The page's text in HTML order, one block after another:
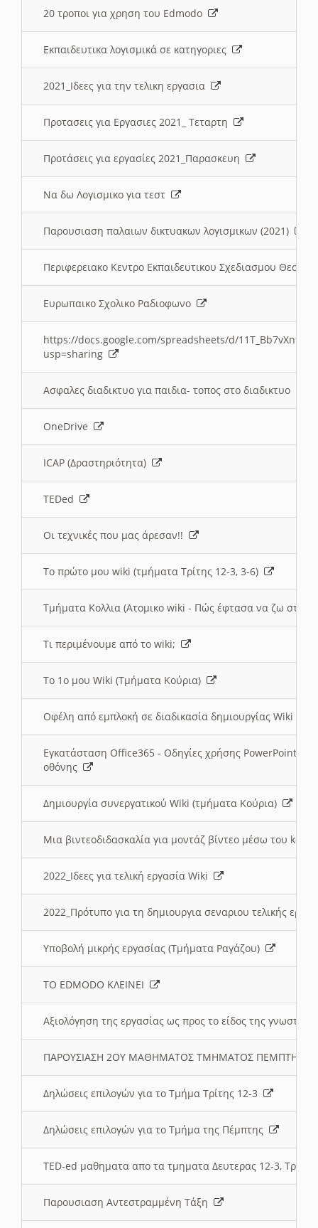
20 τροποι για χρηση του Edmodo
Εκπαιδευτικα λογισμικά σε κατηγοριες
2021_Ιδεες για την τελικη εργασια
Προτασεις για Εργασιες 2021_ Τεταρτη
Προτάσεις για εργασίες 2021_Παρασκευη
Να δω Λογισμικο για τεστ
Παρουσιαση παλαιων δικτυακων λογισμικων (2021)
Περιφερειακο Κεντρο Εκπαιδευτικου Σχεδιασμου
Ευρωπαικο Σχολικο Ραδιοφωνο
https://docs.google.com/spreadsheets/d/
usp=sharing
Ασφαλες διαδικτυο για παιδια- τοπος στο διαδικτυο
OneDrive
ICAP (Δραστηριότητα)
TEDed
Οι τεχνικές που μας άρεσαν!!
Το πρώτο μου wiki (τμήματα Τρίτης 12-3, 3-6)
Τμήματα Κολλια (Ατομικο wiki - Πώς έφτασα να ζω στην
Τι περιμένουμε από το wiki;
Το 1ο μου Wiki (Τμήματα Κούρια)
Οφέλη από εμπλοκή σε διαδικασία δημιουργίας Wiki
Εγκατάσταση Office365 - Οδηγίες χρήσης PowerPoint
οθόνης
Δημιουργία συνεργατικού Wiki (τμήματα Κούρια)
Μια βιντεοδιδασκαλία για μοντάζ βίντεο μέσω του
2022_Ιδεες για τελική εργασία Wiki
2022_Πρότυπο για τη δημιουργια σεναριου τελικής
Υποβολή μικρής εργασίας (Τμήματα Ραγάζου)
ΤΟ EDMODO ΚΛΕΙΝΕΙ
Αξιολόγηση της εργασίας ως προς το είδος της
ΠΑΡΟΥΣΙΑΣΗ 2ΟΥ ΜΑΘΗΜΑΤΟΣ ΤΜΗΜΑΤΟΣ
Δηλώσεις επιλογών για το Τμήμα Τρίτης 12-3
Δηλώσεις επιλογών για το Τμήμα της Πέμπτης
TED-ed μαθηματα απο τα τμηματα Δευτερας 12-3,
Παρουσιαση Αντεστραμμένη Τάξη